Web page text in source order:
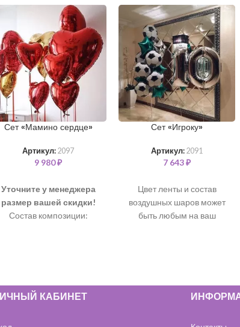
Сет «Мамино сердце»
Артикул: 2097
9 980₽
Уточните у менеджера
размер вашей скидки!
Состав композиции:
Сет «Игроку»
Артикул: 2091
7 643₽
Цвет ленты и состав
воздушных шаров может
быть любым на ваш
Фольгированные цифры
КАБИНЕТ